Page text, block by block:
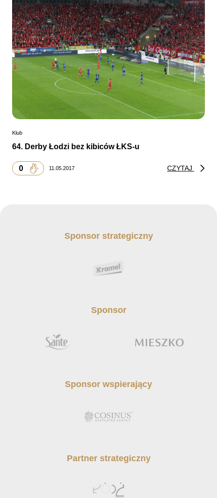
Klub
64. Derby Łodzi bez kibiców ŁKS-u
0 11.05.2017 CZYTAJ
Sponsor strategiczny
Sponsor
Sponsor wspierający
Partner strategiczny